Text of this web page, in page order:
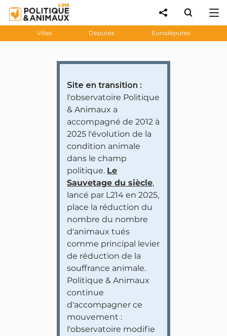
Villes Députés Eurodéputés
Site en transition :
l'observatoire Politique
& Animaux a
accompagné de 2012 à
2025 l'évolution de la
condition animale
dans le champ
politique. Le
Sauvetage du siècle,
lancé par L214 en 2025,
place la réduction du
nombre du nombre
d'animaux tués
comme principal levier
de réduction de la
souffrance animale.
Politique & Animaux
continue
d'accompagner ce
mouvement :
l'observatoire modifie